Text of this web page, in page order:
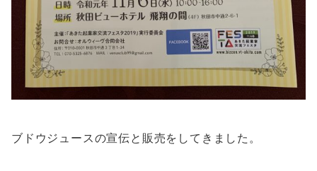
ブドウジュースの宣伝と販売をしてきました。